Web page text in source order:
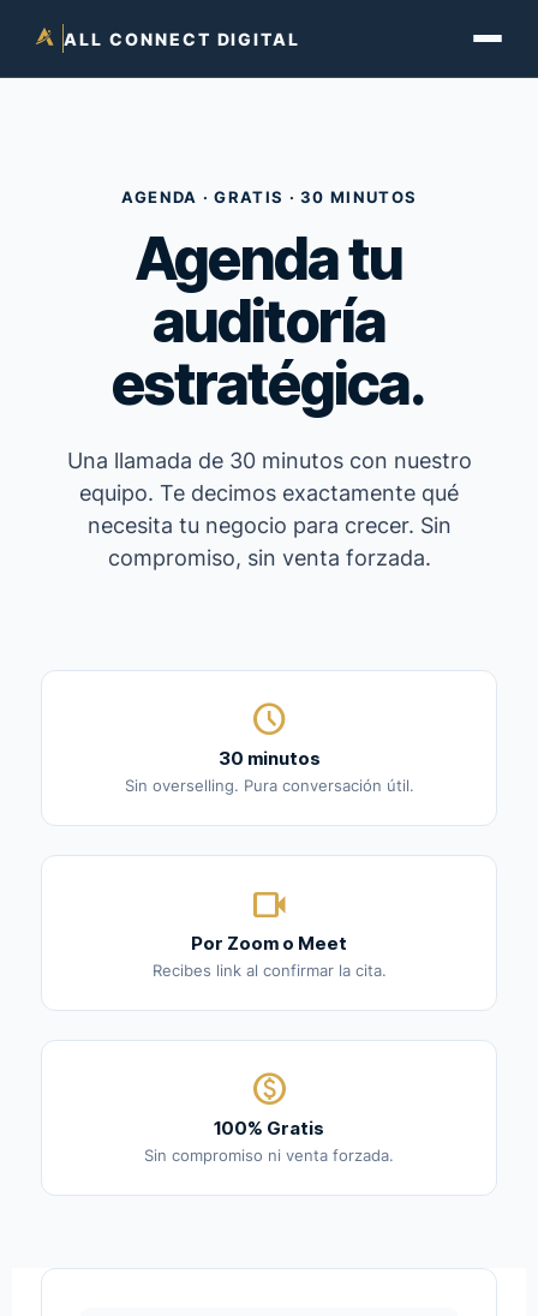
ALL CONNECT DIGITAL
AGENDA · GRATIS · 30 MINUTOS
Agenda tu
auditoría
estratégica.
Una llamada de 30 minutos con nuestro
equipo. Te decimos exactamente qué
necesita tu negocio para crecer. Sin
compromiso, sin venta forzada.
schedule
30 minutos
Sin overselling. Pura conversación útil.
videocam
Por Zoom o Meet
Recibes link al confirmar la cita.
paid
100% Gratis
Sin compromiso ni venta forzada.